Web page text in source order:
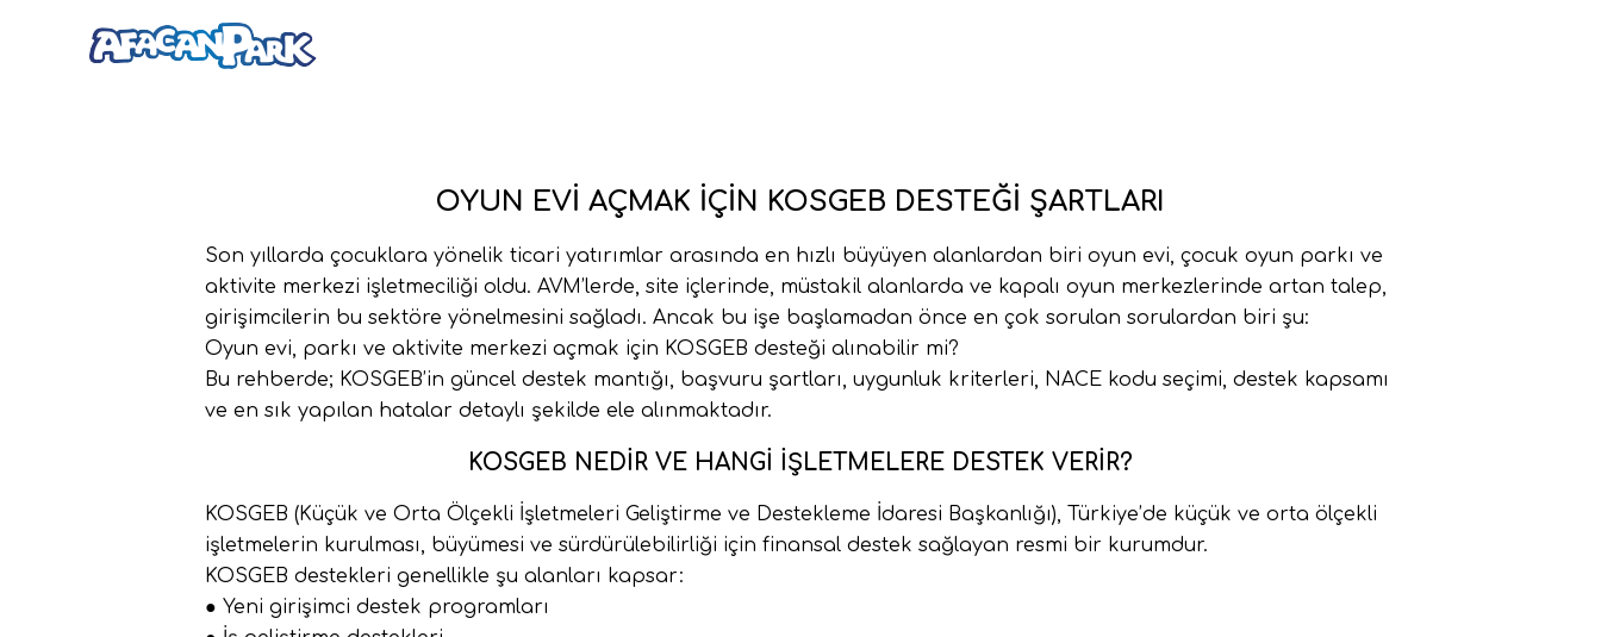
OYUN EVI AÇMAK İÇIN KOSGEB DESTEĞI ŞARTLARI
Son yıllarda çocuklara yönelik ticari yatırımlar arasında en hızlı büyüyen alanlardan biri oyun evi, çocuk oyun parkı ve
aktivite merkezi işletmeciliği oldu. AVM’lerde, site içlerinde, müstakil alanlarda ve kapalı oyun merkezlerinde artan talep,
girişimcilerin bu sektöre yönelmesini sağladı. Ancak bu işe başlamadan önce en çok sorulan sorulardan biri şu:
Oyun evi, parkı ve aktivite merkezi açmak için KOSGEB desteği alınabilir mi?
Bu rehberde; KOSGEB’in güncel destek mantığı, başvuru şartları, uygunluk kriterleri, NACE kodu seçimi, destek kapsamı
ve en sık yapılan hatalar detaylı şekilde ele alınmaktadır.
KOSGEB NEDIR VE HANGI İŞLETMELERE DESTEK VERIR?
KOSGEB (Küçük ve Orta Ölçekli İşletmeleri Geliştirme ve Destekleme İdaresi Başkanlığı), Türkiye’de küçük ve orta ölçekli
işletmelerin kurulması, büyümesi ve sürdürülebilirliği için finansal destek sağlayan resmi bir kurumdur.
KOSGEB destekleri genellikle şu alanları kapsar:
● Yeni girişimci destek programları